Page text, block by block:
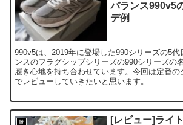
バランス990v5
デ例
990v5は、2019年に登場した990シリーズの5代
ンスのフラグシップシリーズの990シリーズの
履き心地を持ち合わせています。今回は定番
でレビューしていきたいと思います。
靴
[レビュー]ライ